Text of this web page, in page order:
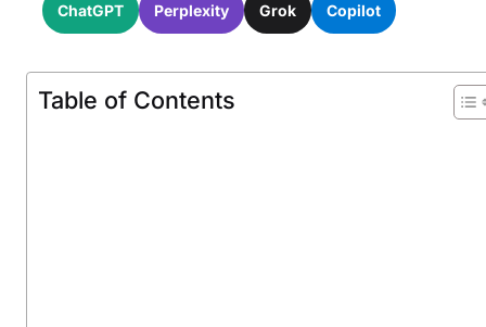
ChatGPT Perplexity Grok Copilot
Table of Contents